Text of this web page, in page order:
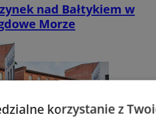
nad Bałtykiem w
Morze
korzystanie z